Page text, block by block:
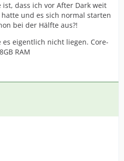
dass ich vor After Dark weit
und es sich normal starten
bei der Hälfte aus?!
eigentlich nicht liegen. Core-
RAM